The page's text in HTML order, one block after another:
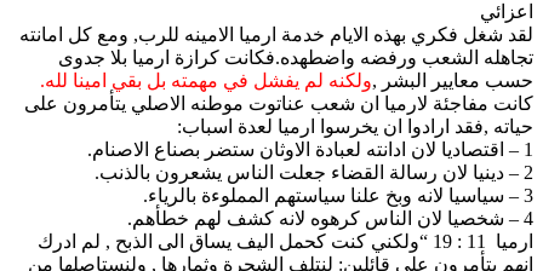
اعزائي
لقد شغل فكري بهذه الايام خدمة ارميا الامينه للرب, ومع كل امانته
تجاهله الشعب ورفضه واضطهده.فكانت كرازة ارميا بلا جدوى
حسب معايير البشر ,ولكنه لم يفشل في مهمته بل بقي امينا لله.
كانت مفاجئة لارميا ان شعب عناتوت موطنه الاصلي يتأمرون على
حياته ,فقد ارادوا ان يخرسوا ارميا لعدة اسباب:
1 – اقتصاديا لان ادانته لعبادة الاوثان ستضر بصناع الاصنام.
2 – دينيا لان رسالة القضاء جعلت الناس يشعرون بالذنب.
3 – سياسيا لانه وبخ علنا سياستهم المملوءة بالرياء.
4 – شخصيا لان الناس كرهوه لانه كشف لهم خطأهم.
ارميا 11 : 19 “ولكني كنت كحمل اليف يساق الى الذبح , لم ادرك
انهم يتأمرون علي قائلين: لنتلف الشجرة وثمارها , ولنستاصلها من